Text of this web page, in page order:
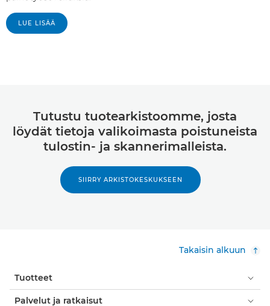
LUE LISÄÄ
Tutustu tuotearkistoomme, josta
löydät tietoja valikoimasta poistuneista
tulostin- ja skannerimalleista.
SIIRRY ARKISTOKESKUKSEEN
Takaisin alkuun
Tuotteet
Palvelut ja ratkaisut